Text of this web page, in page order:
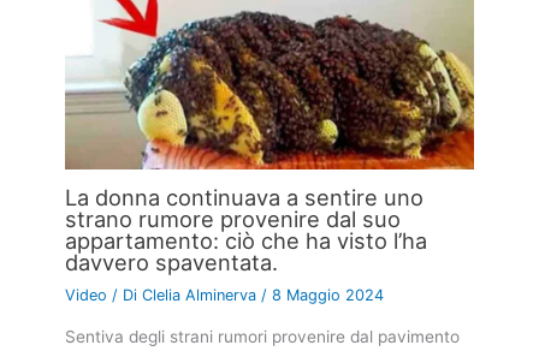
La donna continuava a sentire uno
strano rumore provenire dal suo
appartamento: ciò che ha visto l’ha
davvero spaventata.
Video / DiClelia Alminerva /8 Maggio 2024
Sentiva degli strani rumori provenire dal pavimento